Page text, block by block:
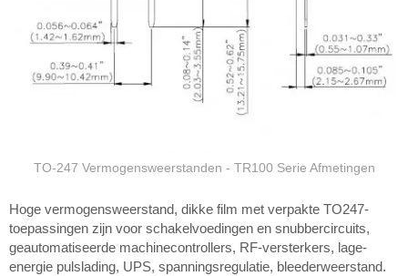
TO-247 Vermogensweerstanden - TR100 Serie Afmetingen
Hoge vermogensweerstand, dikke film met verpakte TO247-
toepassingen zijn voor schakelvoedingen en snubbercircuits,
geautomatiseerde machinecontrollers, RF-versterkers, lage-
energie pulslading, UPS, spanningsregulatie, bleederweerstand.